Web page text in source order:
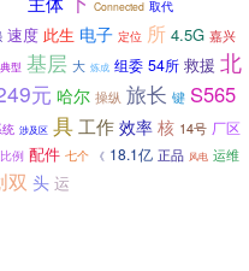
Connected 取代
速度 此生 电子 定位 所 4.5G 嘉兴
典型 基层 大 炼成 组委 54所 救援 北
元 哈尔 操纵 旅长 键 S565
涉及区 具 工作 效率 核 14号 厂区
比例 配件 七个 《 18.1亿 正品 风电 运维
双 头 运